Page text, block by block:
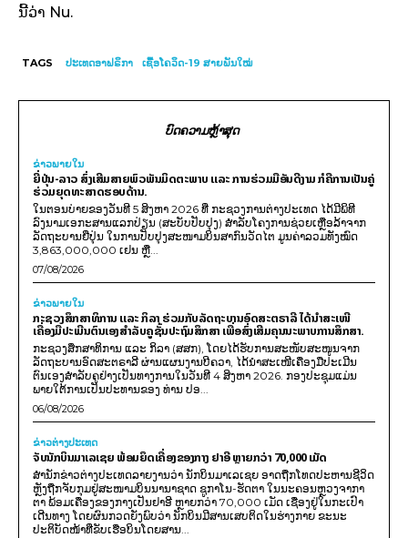
ນີ້ວ່າ Nu.
TAGS ປະເທດອາຟຣິກາ ເຊື້ອໂຄວິດ-19 ສາຍພັນໃໝ່
ບົດຄວາມຫຼ້າສຸດ
ຂ່າວພາຍ​ໃນ
ຍີ່ປຸ່ນ-ລາວ ສົ່ງເສີມສາຍພົວພັນມິດຕະພາບ ແລະ ການຮ່ວມມືອັນດີງາມ ກໍຄືການເປັນຄູ່
ຮ່ວມຍຸດທະສາດຮອບດ້ານ.
ໃນຕອນບ່າຍຂອງວັນທີ 5 ສິງຫາ 2026 ທີ່ ກະຊວງການຕ່າງປະເທດ ໄດ້ມີພິທີ
ລົງນາມເອກະສານແລກປ່ຽນ (ສະບັບປັບປຸງ) ສໍາລັບໂຄງການຊ່ວຍເຫຼືອລ້າຈາກ
ລັດຖະບານຍີ່ປຸ່ນ ໃນການປັບປຸງສະໜາມບິນສາກົນວັດໄຕ ມູນຄ່າລວມທັງໝົດ
3,863,000,000 ເຢນ ຫຼື...
07/08/2026
ຂ່າວພາຍ​ໃນ
ກະຊວງສຶກສາທິການ ແລະ ກິລາ ຮ່ວມກັບລັດຖະບານອົດສະຕຣາລີ ໄດ້ນຳສະເໜີ
ເຄື່ອງມືປະເມີນຕົນເອງສຳລັບຄູຊັ້ນປະຖົມສຶກສາ ເພື່ອສົ່ງເສີມຄຸນນະພາບການສຶກສາ.
ກະຊວງສຶກສາທິການ ແລະ ກິລາ (ສສກ), ໂດຍໄດ້ຮັບການສະໜັບສະໜູນຈາກ
ລັດຖະບານອົດສະຕຣາລີ ຜ່ານແຜນງານບີຄວາ, ໄດ້ນຳສະເໜີເຄື່ອງມືປະເມີນ
ຕົນເອງສຳລັບຄູຢ່າງເປັນທາງການໃນວັນທີ 4 ສິງຫາ 2026. ກອງປະຊຸມແມ່ນ
ພາຍໃຕ້ການເປັນປະທານຂອງ ທ່ານ ປອ...
06/08/2026
ຂ່າວຕ່າງປະເທດ
ຈັບນັກບິນມາເລເຊຍ ພ້ອມຍຶດເຄື່ອງຂອງກາງ ຢາອີ ຫຼາຍກວ່າ 70,000 ເມັດ
ສຳນັກຂ່າວຕ່າງປະເທດລາຍງານວ່າ ນັກບິນມາເລເຊຍ ອາດຖືກໂທດປະຫານຊີວິດ
ຫຼັງຖືກຈັບກຸມຢູ່ສະໜາມບິນນານາຊາດ ຊູກາໂນ-ຮັດຕາ ໃນນະຄອນຫຼວງຈາກາ
ຕາ ພ້ອມເຄື່ອງຂອງກາງເປັນຢາອີ ຫຼາຍກວ່າ 70,000 ເມັດ ເຊື່ອງຢູ່ໃນກະເປົາ
ເດີນທາງ ໂດຍຜົນກວດຍັງພົບວ່າ ນັກບິນມີສານເສບຕິດໃນຮ່າງກາຍ ຂະນະ
ປະຕິບັດໜ້າທີ່ຂັບເຮືອບິນໂດຍສານ...